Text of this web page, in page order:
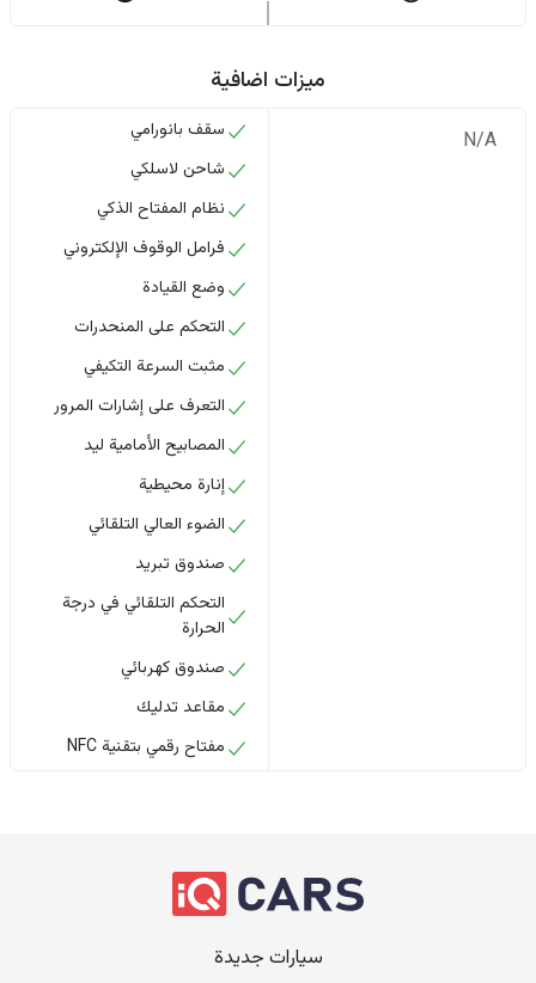
ميزات اضافية
N/A
سقف بانورامي
شاحن لاسلكي
نظام المفتاح الذكي
فرامل الوقوف الإلكتروني
وضع القيادة
التحكم على المنحدرات
مثبت السرعة التكيفي
التعرف على إشارات المرور
المصابيح الأمامية ليد
إنارة محيطية
الضوء العالي التلقائي
صندوق تبريد
التحكم التلقائي في درجة
الحرارة
صندوق كهربائي
مقاعد تدليك
مفتاح رقمي بتقنية NFC
سيارات جديدة